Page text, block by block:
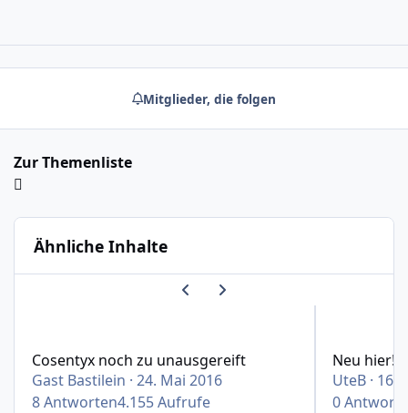
Mitglieder, die folgen
Zur Themenliste
Ähnliche Inhalte
Vorherige Karussell-Folie
Nächste Karussell-Folie
Cosentyx noch zu unausgereift
Gast Bastilein ·24. Mai 2016
8Antworten4.155Aufrufe
Neu hier!
UteB · 16.
0